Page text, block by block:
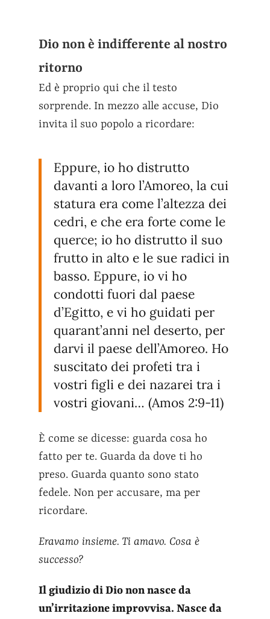
Dio non è indifferente al nostro
ritorno
Ed è proprio qui che il testo
sorprende. In mezzo alle accuse, Dio
invita il suo popolo a ricordare:
Eppure, io ho distrutto
davanti a loro l’Amoreo, la cui
statura era come l’altezza dei
cedri, e che era forte come le
querce; io ho distrutto il suo
frutto in alto e le sue radici in
basso. Eppure, io vi ho
condotti fuori dal paese
d’Egitto, e vi ho guidati per
quarant’anni nel deserto, per
darvi il paese dell’Amoreo. Ho
suscitato dei profeti tra i
vostri figli e dei nazarei tra i
vostri giovani… (Amos 2:9-11)
È come se dicesse: guarda cosa ho
fatto per te. Guarda da dove ti ho
preso. Guarda quanto sono stato
fedele. Non per accusare, ma per
ricordare.
Eravamo insieme. Ti amavo. Cosa è
successo?
Il giudizio di Dio non nasce da
un’irritazione improvvisa. Nasce da